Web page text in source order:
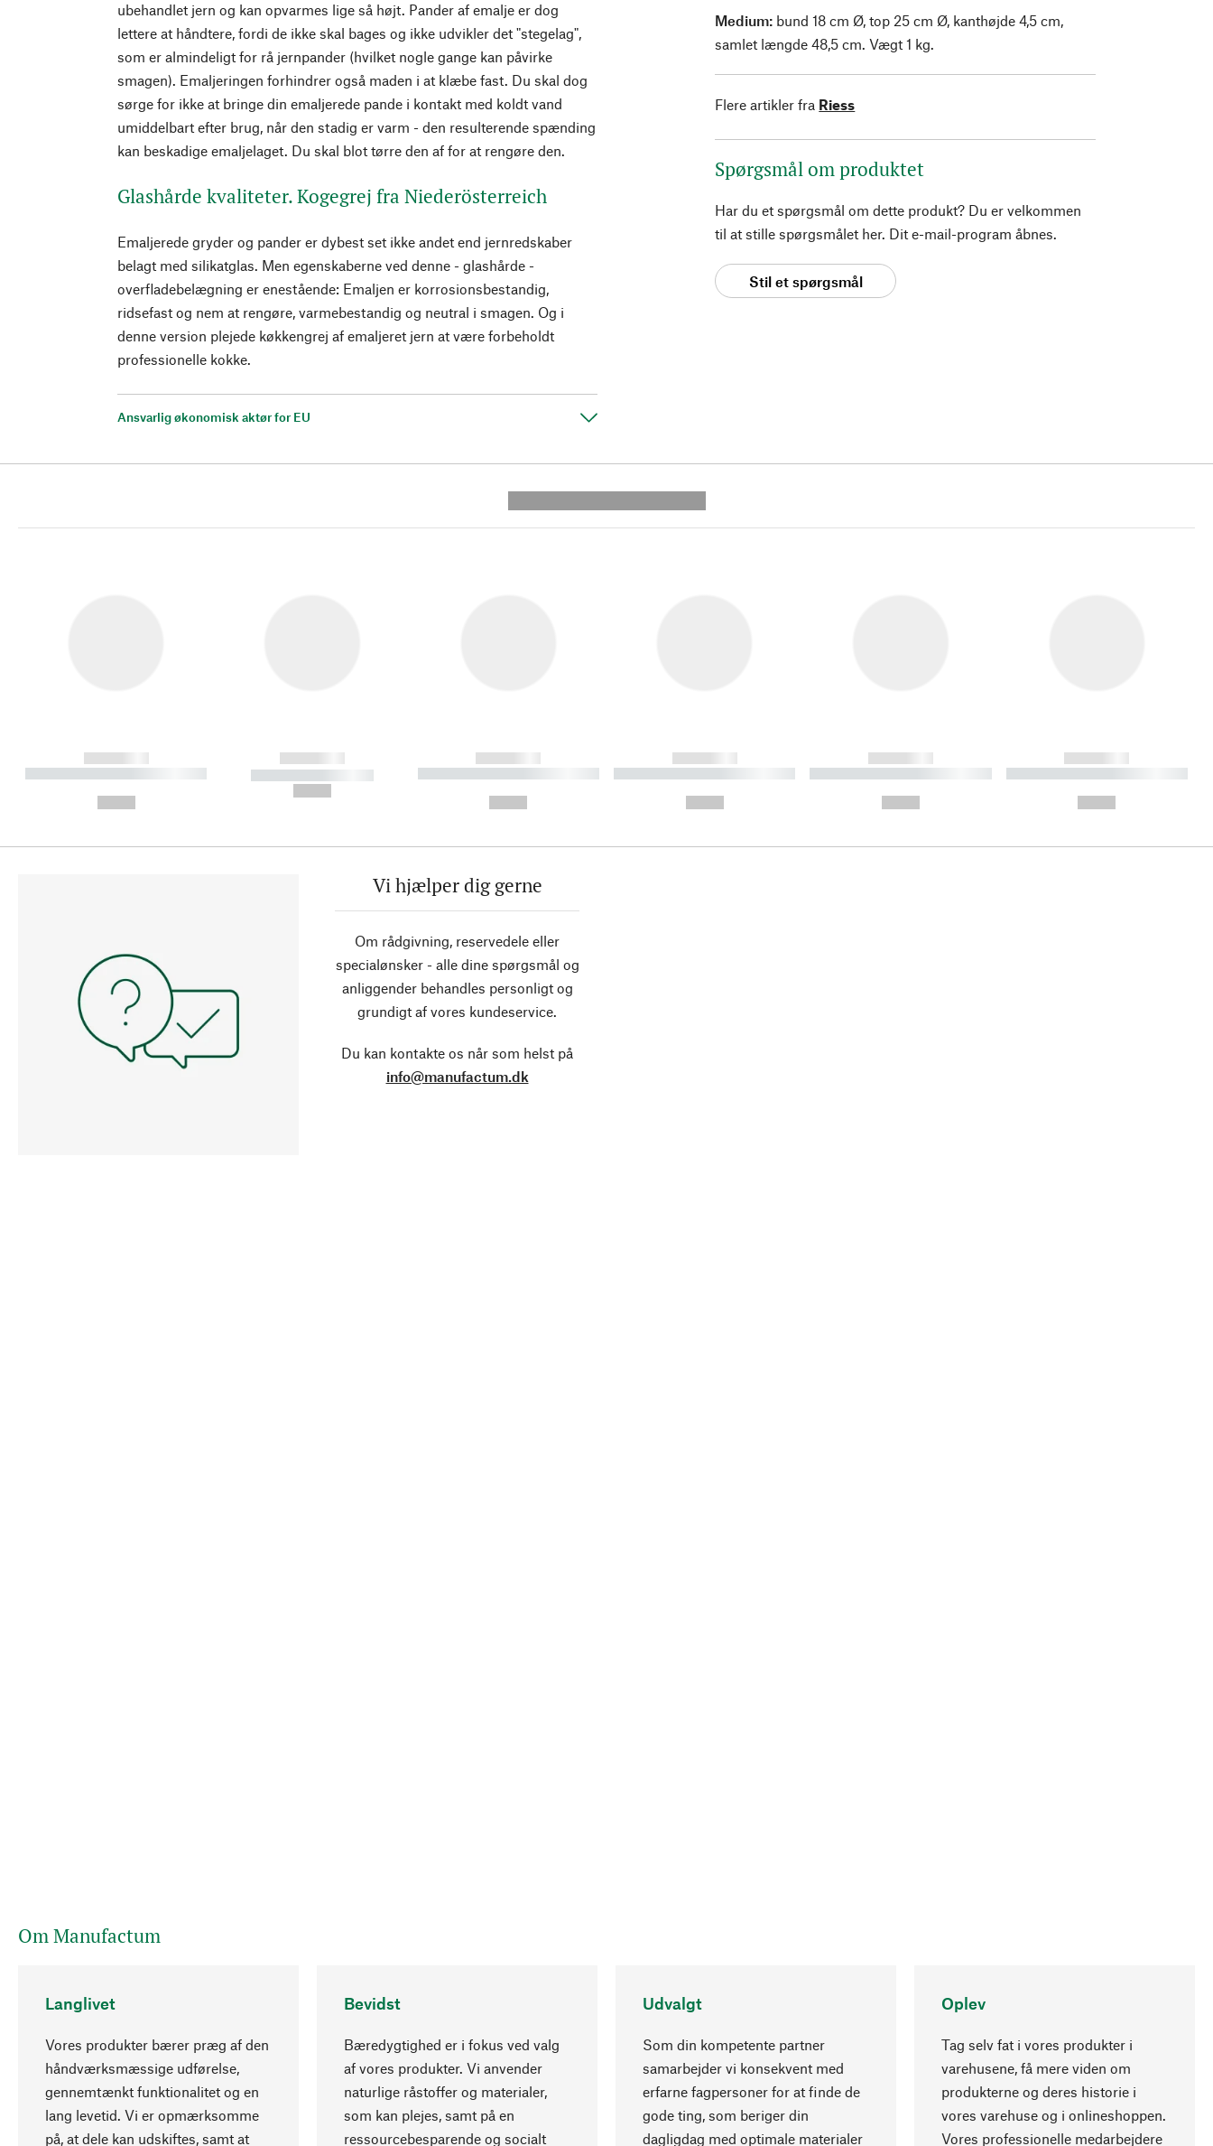
ubehandlet jern og kan opvarmes lige så højt. Pander af emalje er dog
lettere at håndtere, fordi de ikke skal bages og ikke udvikler det "stegelag",
som er almindeligt for rå jernpander (hvilket nogle gange kan påvirke
smagen). Emaljeringen forhindrer også maden i at klæbe fast. Du skal dog
sørge for ikke at bringe din emaljerede pande i kontakt med koldt vand
umiddelbart efter brug, når den stadig er varm - den resulterende spænding
kan beskadige emaljelaget. Du skal blot tørre den af for at rengøre den.
Glashårde kvaliteter. Kogegrej fra Niederösterreich
Emaljerede gryder og pander er dybest set ikke andet end jernredskaber
belagt med silikatglas. Men egenskaberne ved denne - glashårde -
overfladebelægning er enestående: Emaljen er korrosionsbestandig,
ridsefast og nem at rengøre, varmebestandig og neutral i smagen. Og i
denne version plejede køkkengrej af emaljeret jern at være forbeholdt
professionelle kokke.
Ansvarlig økonomisk aktør for EU
Medium: bund 18 cm Ø, top 25 cm Ø, kanthøjde 4,5 cm,
samlet længde 48,5 cm. Vægt 1 kg.
Flere artikler fra Riess
Spørgsmål om produktet
Har du et spørgsmål om dette produkt? Du er velkommen
til at stille spørgsmålet her. Dit e-mail-program åbnes.
Stil et spørgsmål
------------
----------- ----------- ----------
------------
----------- -----------
------------
----------- ----------- ----------
------------
----------- ----------- ----------
------------
----------- ----------- ----------
------------
----------- ----------- ----------
Vi hjælper dig gerne
Om rådgivning, reservedele eller
specialønsker - alle dine spørgsmål og
anliggender behandles personligt og
grundigt af vores kundeservice.
Du kan kontakte os når som helst på
info@manufactum.dk
Om Manufactum
Langlivet
Vores produkter bærer præg af den
håndværksmæssige udførelse,
gennemtænkt funktionalitet og en
lang levetid. Vi er opmærksomme
på, at dele kan udskiftes, samt at
Bevidst
Bæredygtighed er i fokus ved valg
af vores produkter. Vi anvender
naturlige råstoffer og materialer,
som kan plejes, samt på en
ressourcebesparende og socialt
Udvalgt
Som din kompetente partner
samarbejder vi konsekvent med
erfarne fagpersoner for at finde de
gode ting, som beriger din
dagligdag med optimale materialer
Oplev
Tag selv fat i vores produkter i
varehusene, få mere viden om
produkterne og deres historie i
vores varehuse og i onlineshoppen.
Vores professionelle medarbejdere
Opadgående